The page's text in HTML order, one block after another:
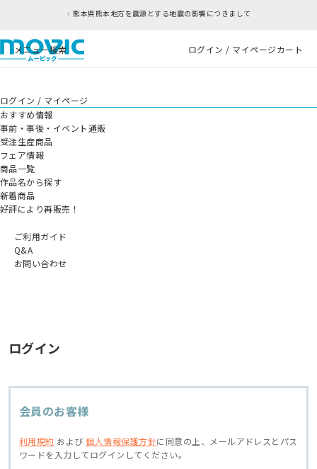
熊本県熊本地方を震源とする地震の影響につきまして
メニュー検索 ログイン / マイページカート
ログイン / マイページ
おすすめ情報
事前・事後・イベント通販
受注生産商品
フェア情報
商品一覧
作品名から探す
新着商品
好評により再販売！
ご利用ガイド
Q&A
お問い合わせ
ログイン
会員のお客様
利用規約 および個人情報保護方針に同意の上、
メールアドレスとパス
ワードを入力してログインしてください。